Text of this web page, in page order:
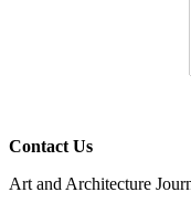
Contact Us
Art and Architecture